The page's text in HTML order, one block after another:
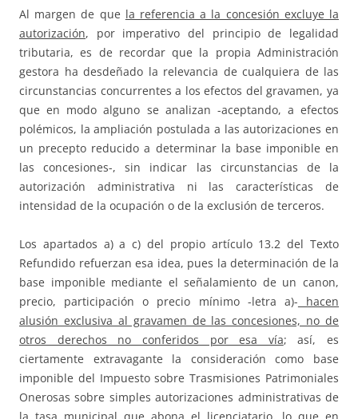
Al margen de que la referencia a la concesión excluye la
autorización, por imperativo del principio de legalidad
tributaria, es de recordar que la propia Administración
gestora ha desdeñado la relevancia de cualquiera de las
circunstancias concurrentes a los efectos del gravamen, ya
que en modo alguno se analizan -aceptando, a efectos
polémicos, la ampliación postulada a las autorizaciones en
un precepto reducido a determinar la base imponible en
las concesiones-, sin indicar las circunstancias de la
autorización administrativa ni las características de
intensidad de la ocupación o de la exclusión de terceros.
Los apartados a) a c) del propio artículo 13.2 del Texto
Refundido refuerzan esa idea, pues la determinación de la
base imponible mediante el señalamiento de un canon,
precio, participación o precio mínimo -letra a)- hacen
alusión exclusiva al gravamen de las concesiones, no de
otros derechos no conferidos por esa vía; así, es
ciertamente extravagante la consideración como base
imponible del Impuesto sobre Trasmisiones Patrimoniales
Onerosas sobre simples autorizaciones administrativas de